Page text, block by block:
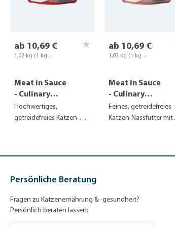
Meat in Sauce
- Culinary
Voralpen-
Rind
Hochwertiges,
getreidefreies Katzen-
ab 10,69 €
1,02 kg (1 kg =
Meat in Sauce
- Culinary
Atlantik-
Lachs
Feines, getreidefreies
Katzen-Nassfutter mit
ab 10,69 €
1,02 kg (1 kg =
Persönliche Beratung
Fragen zu Katzenernährung & -gesundheit?
Persönlich beraten lassen: